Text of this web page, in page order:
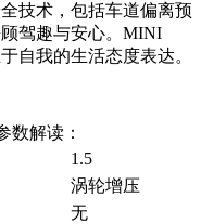
技术，包括车道偏离预
驾趣与安心。MINI
自我的生活态度表达。
数解读：
1.5
涡轮增压
无